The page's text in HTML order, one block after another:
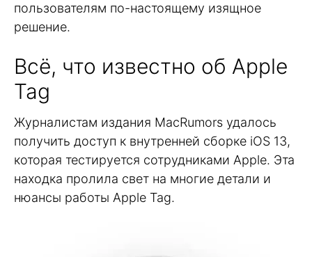
пользователям по-настоящему изящное
решение.
Всё, что известно об Apple
Tag
Журналистам издания MacRumors удалось
получить доступ к внутренней сборке iOS 13,
которая тестируется сотрудниками Apple. Эта
находка пролила свет на многие детали и
нюансы работы Apple Tag.